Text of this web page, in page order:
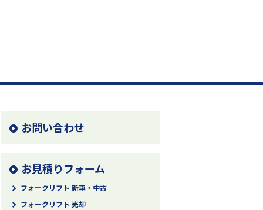
お問い合わせ
お見積りフォーム
フォークリフト 新車・中古
フォークリフト 売却